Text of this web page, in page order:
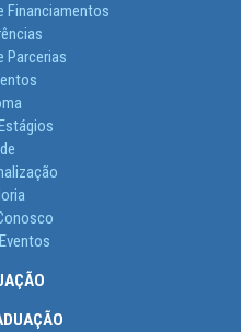
Financiamentos
Parcerias